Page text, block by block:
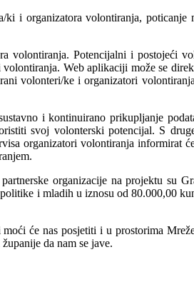
i organizatora volontiranja, poticanje
volontiranja. Potencijalni i postojeći
Web aplikaciji može se
volonteri/ke i organizatori
i kontinuirano prikupljanje
svoj volonterski potencijal. S
organizatori volontiranja informirat
organizacije na projektu su
i mladih u iznosu od 80.000,00
će nas posjetiti i u prostorima
da nam se jave.